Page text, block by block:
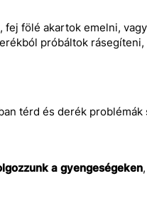
fölé akartok emelni,
próbáltok
térd és derék
a gyengeségeken